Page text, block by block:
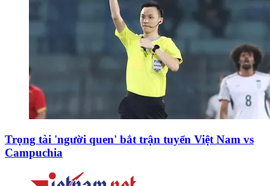
Trọng tài 'người quen' bắt trận tuyển Việt Nam vs
Campuchia